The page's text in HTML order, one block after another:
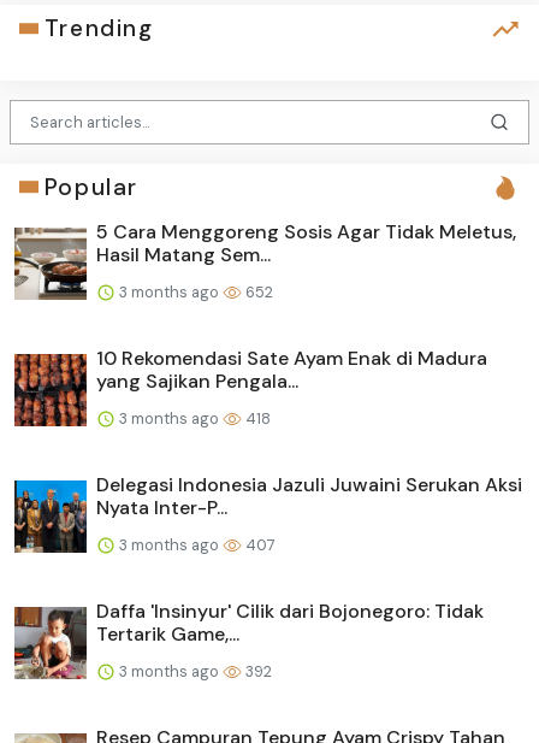
Trending
Popular
5 Cara Menggoreng Sosis Agar Tidak Meletus,
Hasil Matang Sem...
3 months ago 652
10 Rekomendasi Sate Ayam Enak di Madura
yang Sajikan Pengala...
3 months ago 418
Delegasi Indonesia Jazuli Juwaini Serukan Aksi
Nyata Inter-P...
3 months ago 407
Daffa 'Insinyur' Cilik dari Bojonegoro: Tidak
Tertarik Game,...
3 months ago 392
Resep Campuran Tepung Ayam Crispy Tahan